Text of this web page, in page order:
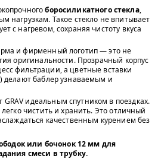
боросиликатного стекла,
нагрузкам. Такое стекло не впитывает
с нагревом, сохраняя чистоту вкуса
и фирменный логотип — это не
оригинальности. Прозрачный корпус
фильтрации, а цветные вставки
делают баблер узнаваемым и
идеальным спутником в поездках.
чистить и хранить. Это отличный
качественным курением без
или бочонок 12 мм для
смеси в трубку.